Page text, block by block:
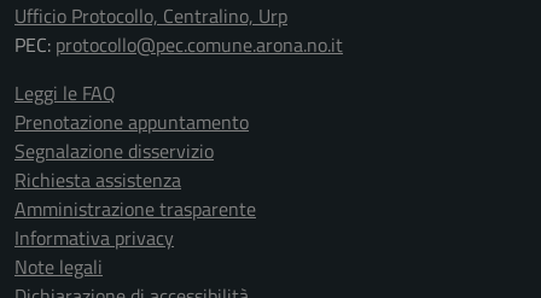
Ufficio Protocollo, Centralino, Urp
PEC: protocollo@pec.comune.arona.no.it
Leggi le FAQ
Prenotazione appuntamento
Segnalazione disservizio
Richiesta assistenza
Amministrazione trasparente
Informativa privacy
Note legali